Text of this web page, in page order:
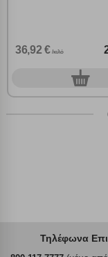
36,92 € /κιλό
0τεμ.
Τηλέφωνα